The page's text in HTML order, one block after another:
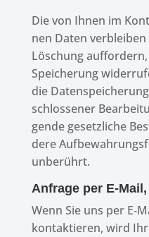
Die von Ihnen im
nen Daten
Löschung
Spei­che­rung
die
schlos­se­ner
gende gesetz­li­che
dere
unberührt.
Anfrage per
Wenn Sie uns per
kontak­tie­ren, wird